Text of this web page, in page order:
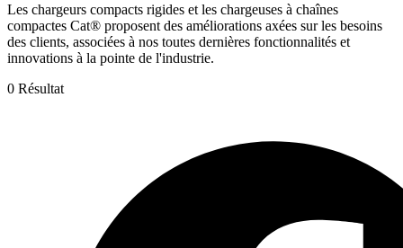
Les chargeurs compacts rigides et les chargeuses à chaînes
compactes Cat® proposent des améliorations axées sur les besoins
des clients, associées à nos toutes dernières fonctionnalités et
innovations à la pointe de l'industrie.
0 Résultat